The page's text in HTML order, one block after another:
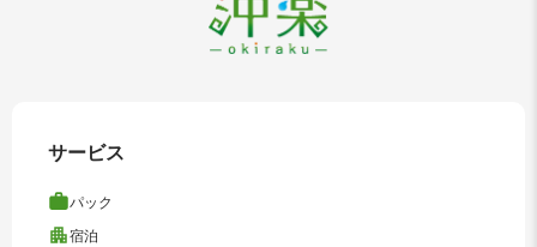
サービス
パック
宿泊